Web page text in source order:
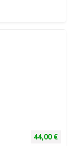
Izvorna
44,00 €